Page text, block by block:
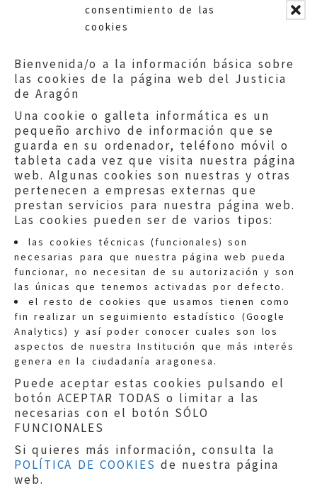
consentimiento de las
cookies
Bienvenida/o a la información básica sobre
las cookies de la página web del Justicia
de Aragón
Una cookie o galleta informática es un
pequeño archivo de información que se
guarda en su ordenador, teléfono móvil o
tableta cada vez que visita nuestra página
web. Algunas cookies son nuestras y otras
pertenecen a empresas externas que
prestan servicios para nuestra página web.
Las cookies pueden ser de varios tipos:
las cookies técnicas (funcionales) son
necesarias para que nuestra página web pueda
funcionar, no necesitan de su autorización y son
las únicas que tenemos activadas por defecto.
el resto de cookies que usamos tienen como
fin realizar un seguimiento estadístico (Google
Analytics) y así poder conocer cuales son los
aspectos de nuestra Institución que más interés
genera en la ciudadanía aragonesa.
Puede aceptar estas cookies pulsando el
botón ACEPTAR TODAS o limitar a las
necesarias con el botón SÓLO
FUNCIONALES
Si quieres más información, consulta la
POLÍTICA DE COOKIES de nuestra página
web.
Quejas:quejas@eljusticiadearagon.es
Información general:
informacion@eljusticiadearagon.es
Teléfonos:900 210 210/
Aviso legal|Política de privacidad|